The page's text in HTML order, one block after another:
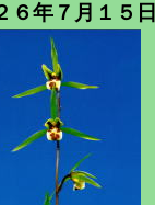
６年７月１５